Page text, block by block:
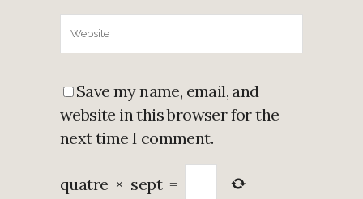
Save my name, email, and
website in this browser for the
next time I comment.
quatre × sept =